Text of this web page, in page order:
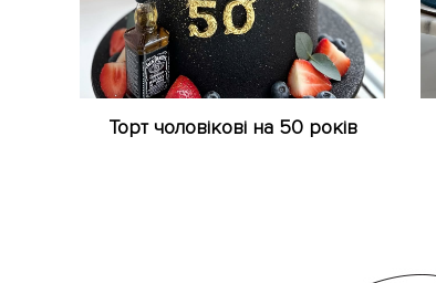
Торт чоловікові на 50 років